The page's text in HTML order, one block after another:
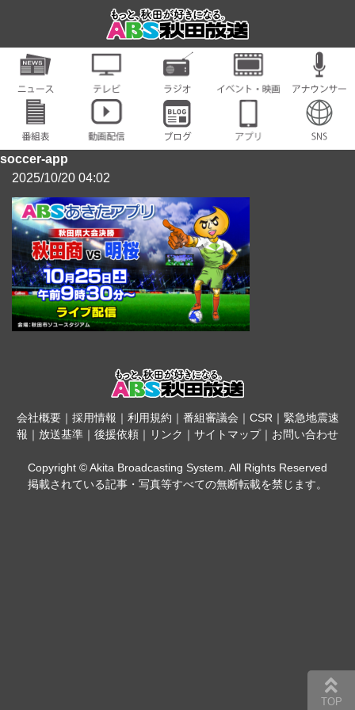
soccer-app
2025/10/20 04:02
会社概要｜ 採用情報 ｜ 利用規約 ｜ 番組審議会 ｜ CSR｜ 緊急地震速
報 ｜ 放送基準 ｜ 後援依頼 ｜ リンク ｜ サイトマップ｜ お問い合わせ
Copyright © Akita Broadcasting System. All Rights Reserved
掲載されている記事・写真等すべての無断転載を禁じます。